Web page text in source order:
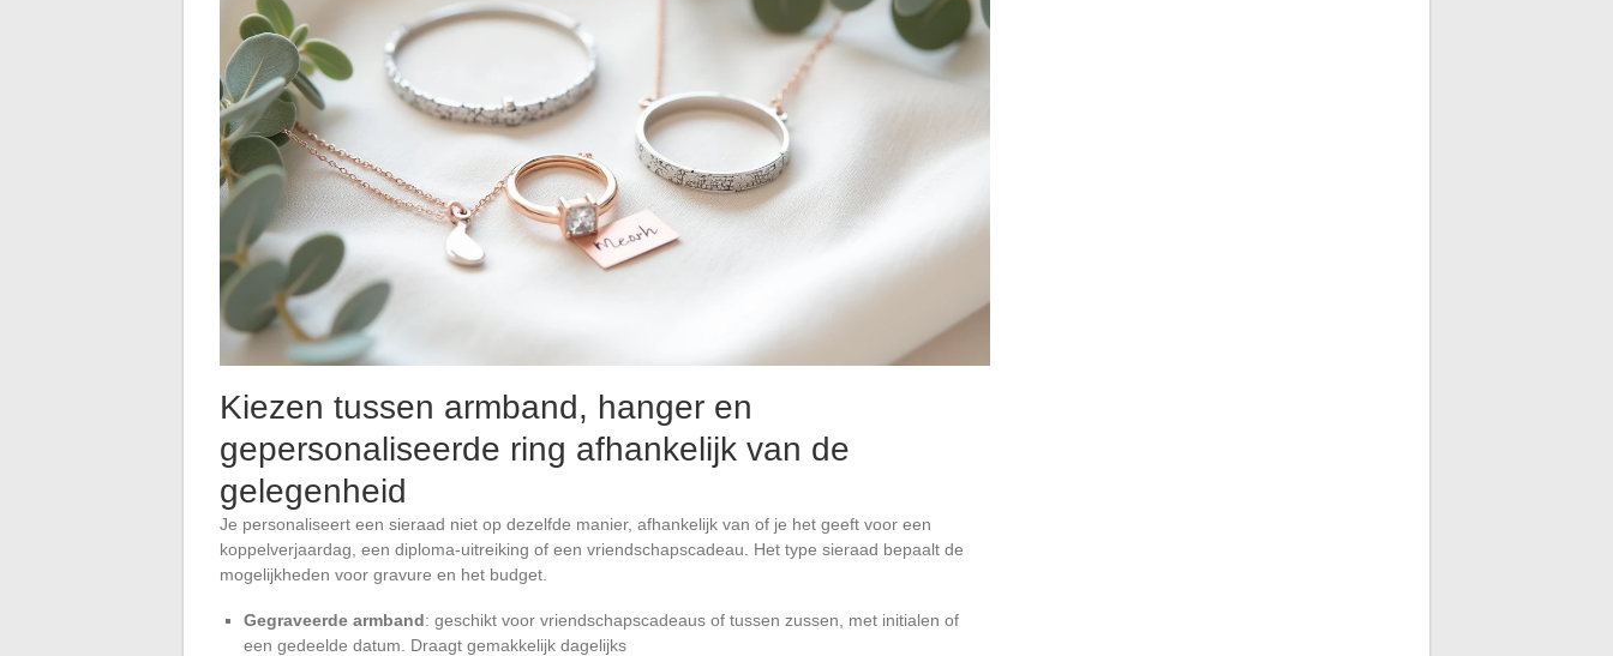
Kiezen tussen armband, hanger en
gepersonaliseerde ring afhankelijk van de
gelegenheid
Je personaliseert een sieraad niet op dezelfde manier, afhankelijk van of je het geeft voor een
koppelverjaardag, een diploma-uitreiking of een vriendschapscadeau. Het type sieraad bepaalt de
mogelijkheden voor gravure en het budget.
Gegraveerde armband: geschikt voor vriendschapscadeaus of tussen zussen, met initialen of
een gedeelde datum. Draagt gemakkelijk dagelijks